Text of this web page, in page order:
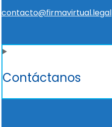
contacto@firmavirtual.legal
Contáctanos